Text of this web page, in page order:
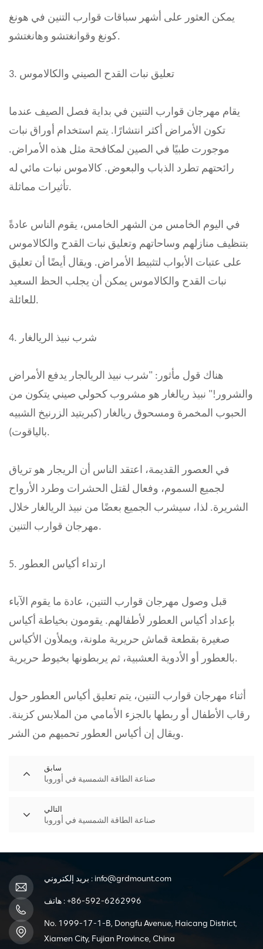
يمكن العثور على أشهر سباقات قوارب التنين في هونغ
كونغ وقوانغتشو وهانغتشو.
3. تعليق نبات القدح الصيني والكالاموس
يقام مهرجان قوارب التنين في بداية فصل الصيف عندما
تكون الأمراض أكثر انتشارًا. يتم استخدام أوراق نبات
موجورت طبيًا في الصين لمكافحة مثل هذه الأمراض.
رائحتهم تطرد الذباب والبعوض. كالاموس نبات مائي له
تأثيرات مماثلة.
في اليوم الخامس من الشهر الخامس، يقوم الناس عادةً
بتنظيف منازلهم وساحاتهم وتعليق نبات القدح والكالاموس
على عتبات الأبواب لتثبيط الأمراض. ويقال أيضًا أن تعليق
نبات القدح والكالاموس يمكن أن يجلب الحظ السعيد
للعائلة.
4. شرب نبيذ الريالغار
هناك قول مأثور: "شرب نبيذ الريالجار يدفع الأمراض
والشرور!" نبيذ ريالغار هو مشروب كحولي صيني يتكون من
الحبوب المخمرة ومسحوق ريالغار (كبريتيد الزرنيخ الشبيه
بالياقوت).
في العصور القديمة، اعتقد الناس أن الريجار هو ترياق
لجميع السموم، وفعال لقتل الحشرات وطرد الأرواح
الشريرة. لذا، سيشرب الجميع بعضًا من نبيذ الريالغار خلال
مهرجان قوارب التنين.
5. ارتداء أكياس العطور
قبل وصول مهرجان قوارب التنين، عادة ما يقوم الآباء
بإعداد أكياس العطور لأطفالهم. يقومون بخياطة أكياس
صغيرة بقطعة قماش حريرية ملونة، ويملأون الأكياس
بالعطور أو الأدوية العشبية، ثم يربطونها بخيوط حريرية.
أثناء مهرجان قوارب التنين، يتم تعليق أكياس العطور حول
رقاب الأطفال أو ربطها بالجزء الأمامي من الملابس كزينة.
ويقال إن أكياس العطور تحميهم من الشر.
سابق
صناعة الطاقة الشمسية في أوروبا
التالي
صناعة الطاقة الشمسية في أوروبا
بريد إلكتروني : info@grdmount.com
هاتف :+86-592-6262996
No. 1999-17-1-B, Dongfu Avenue, Haicang District,
Xiamen City, Fujian Province, China